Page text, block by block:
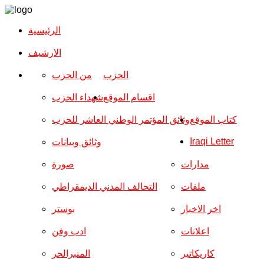
الرئيسية
الارشیف
الحزب من الحزب
شهداء الحزب
وثائق المؤتمر الوطني العاشر للحزب
وثائق وبيانات
اقسام الموقع
صورة
التحالف المدني الديمقراطي
بوستر
ادب وفن
المنبرالحر
مدارات
ملفات
اخر الاخبار
اعلانات
كاريكاتير
كتاب الموقع
Iraqi Letter